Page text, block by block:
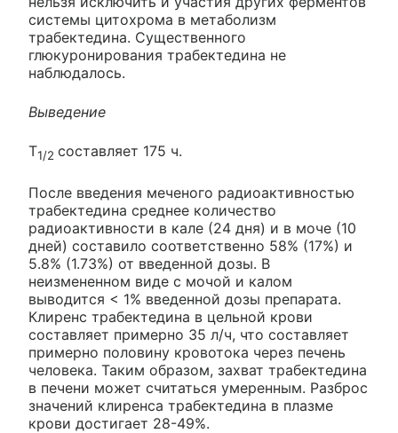
системы цитохрома в метаболизм
трабектедина. Существенного
глюкуронирования трабектедина не
наблюдалось.
Выведение
T1/2 составляет 175 ч.
После введения меченого радиоактивностью
трабектедина среднее количество
радиоактивности в кале (24 дня) и в моче (10
дней) составило соответственно 58% (17%) и
5.8% (1.73%) от введенной дозы. В
неизмененном виде с мочой и калом
выводится < 1% введенной дозы препарата.
Клиренс трабектедина в цельной крови
составляет примерно 35 л/ч, что составляет
примерно половину кровотока через печень
человека. Таким образом, захват трабектедина
в печени может считаться умеренным. Разброс
значений клиренса трабектедина в плазме
крови достигает 28-49%.